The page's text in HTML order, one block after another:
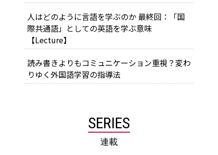
人はどのように言語を学ぶのか 最終回：「国
際共通語」としての英語を学ぶ意味
【Lecture】
読み書きよりもコミュニケーション重視？変わ
りゆく外国語学習の指導法
SERIES
連載